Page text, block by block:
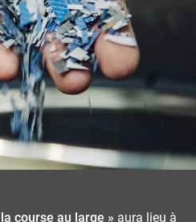
course au large » aura lieu à